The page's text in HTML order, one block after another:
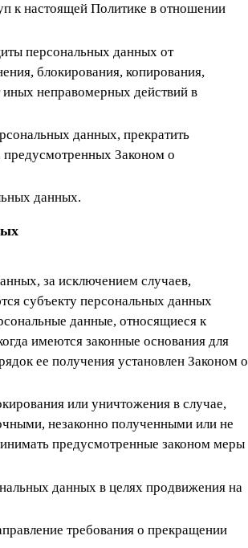
к настоящей Политике в отношении
персональных данных от
блокирования, копирования,
иных неправомерных действий в
данных, прекратить
предусмотренных Законом о
данных.
за исключением случаев,
субъекту персональных данных
данные, относящиеся к
имеются законные основания для
ее получения установлен Законом о
или уничтожения в случае,
незаконно полученными или не
предусмотренные законом меры
данных в целях продвижения на
требования о прекращении